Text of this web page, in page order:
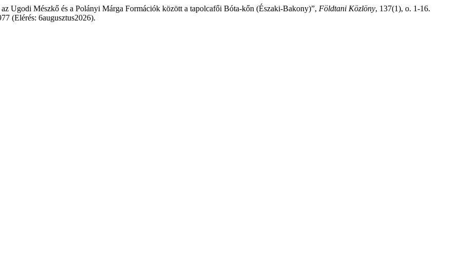
Ugodi Mészkő és a Polányi Márga Formációk között a tapolcafői Bóta-kőn (Északi-Bakony)”, Földtani Közlöny, 137(1), o. 1-16.
(Elérés: 6augusztus2026).